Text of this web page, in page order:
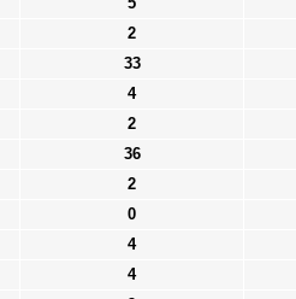
2
33
4
2
36
2
0
4
4